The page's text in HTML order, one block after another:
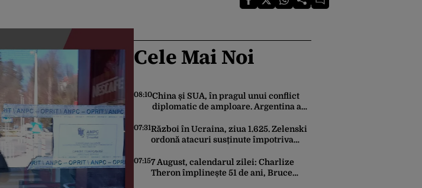
Cele Mai Noi
08:10China și SUA, în pragul unui conflict
diplomatic de amploare. Argentina a
07:31Război în Ucraina, ziua 1.625. Zelenski
ordonă atacuri susținute împotriva
07:157 August, calendarul zilei: Charlize
Theron împlinește 51 de ani, Bruce